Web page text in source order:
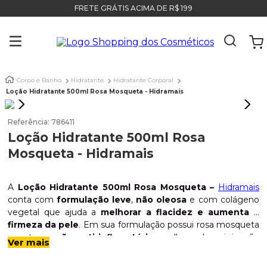
FRETE GRÁTIS ACIMA DE R$ 199
Corpo e Banho Hidratante
Hidratante Corporal
Loção Hidratante 500ml Rosa Mosqueta - Hidramais
Referência: 786411
Loção Hidratante 500ml Rosa
Mosqueta - Hidramais
A Loção Hidratante 500ml Rosa Mosqueta – Hidramais
conta com formulação leve, não oleosa e com colágeno
vegetal que ajuda a melhorar a flacidez e aumenta a
firmeza da pele. Em sua formulação possui rosa mosqueta
que tem
ação anti-inflamatória
, melhorando a irrigação
das células e acelera a regeneração da pele. Proporciona
Indicação:
Ver mais